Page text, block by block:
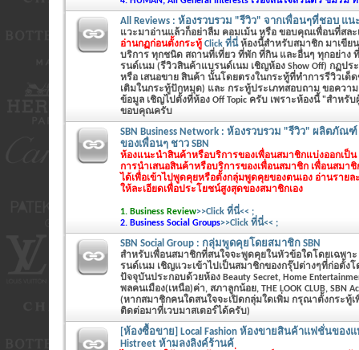
All Reviews : ห้องรวบรวม "รีวิว" จากเพื่อนๆที่ชอบ แน
แวะมาอ่านแล้วก็อย่าลืม คอมเม้น หรือ ขอบคุณเพื่อนที่สล
อ่านกฏก่อนตั้งกระทู้ Click ที่นี่ ห้องนี้สำหรับสมาชิก มาเขีย
บริการ ทุกชนิด สถานที่เที่ยว ที่พัก ที่กิน และอื่นๆ ทุกอย่าง
รนด์เนม (รีวิวสินค้าแบรนด์เนม เชิญห้อง Show Off) กฏปร
หรือ เสนอขาย สินค้า นั้นโดยตรงในกระทู้ที่ทำการรีวิวเด็
เติมในกระทู้ปักหมุด) และ กระทู้ประเภทสอบถาม ขอควา
ข้อมูล เชิญไปตั้งที่ห้อง Off Topic ครับ เพราะห้องนี้ "สำหรั
ขอบคุณครับ
SBN Business Network : ห้องรวบรวม "รีวิว" ผลิตภัณ
ของเพื่อนๆ ชาว SBN
ห้องแนะนำสินค้าหรือบริการของเพื่อนสมาชิกแบ่งออกเป็
การนำเสนอสินค้าหรือบริการของเพื่อนสมาชิก เพื่อนสมา
ได้เพื่อเข้าไปพูดคุยหรือตั้งกลุ่มพูดคุยของตนเอง อ่านรายล
ให้ละเอียดเพื่อประโยชน์สูงสุดของสมาชิกเอง
1. Business Review>>Click ที่นี่<< ;
2. Business Social Groups>>Click ที่นี่<< ;
SBN Social Group : กลุ่มพูดคุยโดยสมาชิก SBN
สำหรับเพื่อนสมาชิกที่สนใจจะพูดคุยในหัวข้อใดโดยเฉพา
รนด์เนม เชิญแวะเข้าไปเป็นสมาชิกของกรุ๊ปต่างๆที่ก่อตั้งโ
ปัจจุบันประกอบด้วยห้อง Beauty Secret, Home
พลคนเมือง(เหนือ)ค่า, สภาลูกน้อย, THE LOOK CLUB, SBN
(หากสมาชิกคนใดสนใจจะเปิดกลุ่มใดเพิ่ม กรุณาตั้งกระทู้
ติดต่อมาที่เวบมาสเตอร์ได้ครับ)
[ห้องซื้อขาย] Local Fashion ห้องขายสินค้าแฟชั่นของแ
Histreet ห้ามลงลิงค์ร้านค้